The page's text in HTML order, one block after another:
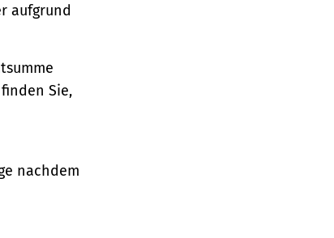
aufgrund
Sie,
nachdem